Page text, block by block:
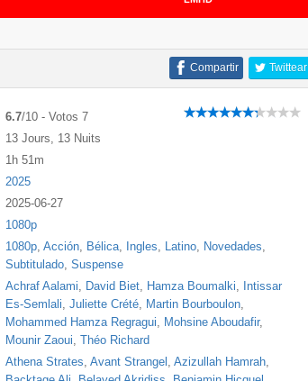
Twittear
Compartir
6.7/10 - Votos 7
13 Jours, 13 Nuits
1h 51m
2025
2025-06-27
1080p
1080p, Acción, Bélica, Ingles, Latino, Novedades,
Subtitulado, Suspense
Achraf Aalami, David Biet, Hamza Boumalki, Intissar
Es-Semlali, Juliette Crété, Martin Bourboulon,
Mohammed Hamza Regragui, Mohsine Aboudafir,
Mounir Zaoui, Théo Richard
Athena Strates, Avant Strangel , Azizullah Hamrah,